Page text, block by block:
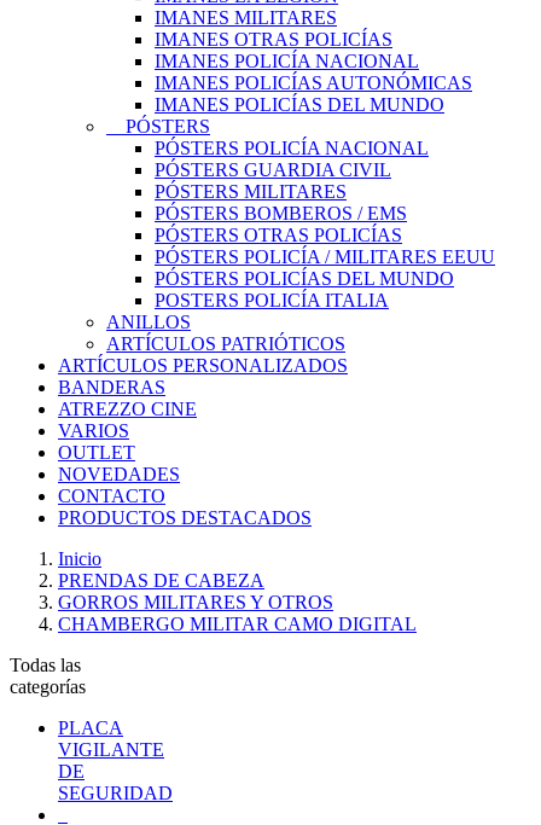
IMANES MILITARES
IMANES OTRAS POLICÍAS
IMANES POLICÍA NACIONAL
IMANES POLICÍAS AUTONÓMICAS
IMANES POLICÍAS DEL MUNDO
PÓSTERS
PÓSTERS POLICÍA NACIONAL
PÓSTERS GUARDIA CIVIL
PÓSTERS MILITARES
PÓSTERS BOMBEROS / EMS
PÓSTERS OTRAS POLICÍAS
PÓSTERS POLICÍA / MILITARES EEUU
PÓSTERS POLICÍAS DEL MUNDO
POSTERS POLICÍA ITALIA
ANILLOS
ARTÍCULOS PATRIÓTICOS
ARTÍCULOS PERSONALIZADOS
BANDERAS
ATREZZO CINE
VARIOS
OUTLET
NOVEDADES
CONTACTO
PRODUCTOS DESTACADOS
Inicio
PRENDAS DE CABEZA
GORROS MILITARES Y OTROS
CHAMBERGO MILITAR CAMO DIGITAL
Todas las
categorías
PLACA
VIGILANTE
DE
SEGURIDAD